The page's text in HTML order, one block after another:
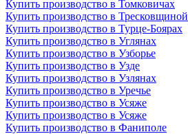
Купить производство в Томковичах
Купить производство в Тресковщиной
Купить производство в Турце-Боярах
Купить производство в Углянах
Купить производство в Узборье
Купить производство в Узде
Купить производство в Узлянах
Купить производство в Уречье
Купить производство в Усяже
Купить производство в Усяже
Купить производство в Фаниполе